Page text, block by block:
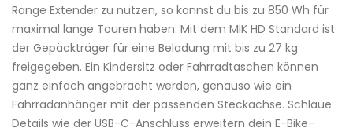
Range Extender zu nutzen, so kannst du bis zu 850 Wh für
maximal lange Touren haben. Mit dem MIK HD Standard ist
der Gepäckträger für eine Beladung mit bis zu 27 kg
freigegeben. Ein Kindersitz oder Fahrradtaschen können
ganz einfach angebracht werden, genauso wie ein
Fahrradanhänger mit der passenden Steckachse. Schlaue
Details wie der USB-C-Anschluss erweitern dein E-Bike-